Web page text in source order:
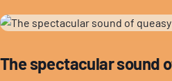
The spectacular sound